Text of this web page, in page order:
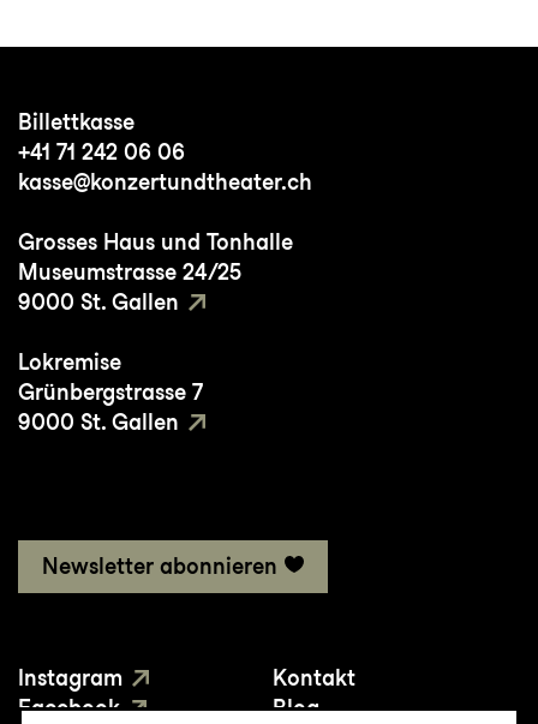
Billettkasse
+41 71 242 06 06
kasse@konzertundtheater.ch
Grosses Haus und Tonhalle
Museumstrasse 24/25
9000 St. Gallen
Lokremise
Grünbergstrasse 7
9000 St. Gallen
Newsletter abonnieren
Instagram
Facebook
Kontakt
Blog